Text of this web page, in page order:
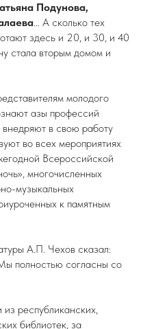
Подунова,
… А сколько тех
здесь и 20, и 30, и 40
стала вторым домом и
молодого
азы профессий
в свою работу
во всех мероприятиях
Всероссийской
многочисленных
музыкальных
к памятным
А.П. Чехов сказал:
полностью согласны со
республиканских,
библиотек, за